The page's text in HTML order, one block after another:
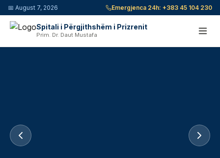
📅 August 7, 2026 Emergjenca 24h: +383 45 104 230
Spitali i Përgjithshëm i Prizrenit
Prim. Dr. Daut Mustafa